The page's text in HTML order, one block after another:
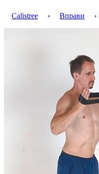
Calistree › Вправи